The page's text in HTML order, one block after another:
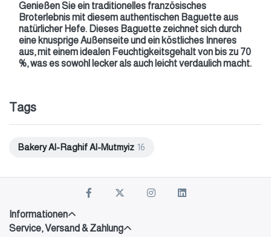
Genießen Sie ein traditionelles französisches
Broterlebnis mit diesem authentischen Baguette aus
natürlicher Hefe. Dieses Baguette zeichnet sich durch
eine knusprige Außenseite und ein köstliches Inneres
aus, mit einem idealen Feuchtigkeitsgehalt von bis zu 70
%, was es sowohl lecker als auch leicht verdaulich macht.
Tags
Bakery Al-Raghif Al-Mutmyiz 16
Informationen
Service, Versand & Zahlung